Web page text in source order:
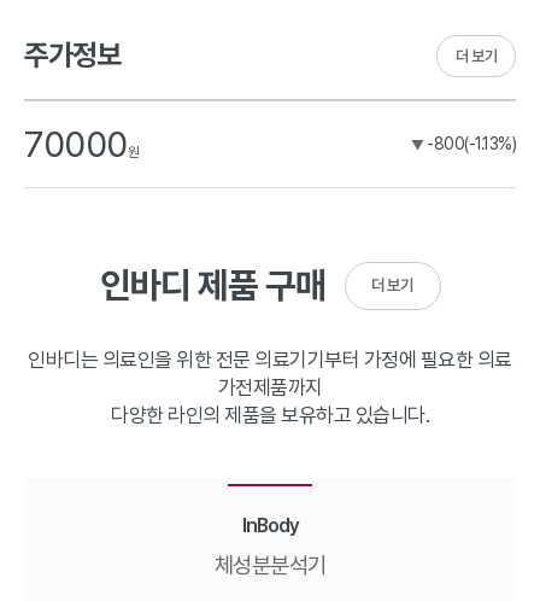
주가정보
70000원 ▼-800(-1.13%)
더 보기
인바디 제품 구매 더 보기
인바디는 의료인을 위한 전문 의료기기부터 가정에 필요한 의료
가전제품까지
다양한 라인의 제품을 보유하고 있습니다.
InBody
체성분분석기